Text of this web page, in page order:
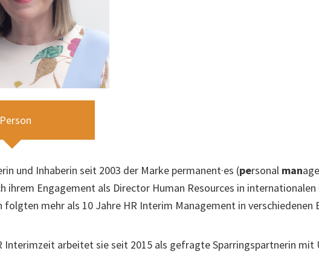
Person
und Inhaberin seit 2003 der Marke permanent·es (personal man
ihrem Engagement als Director Human Resources in
folgten mehr als 10 Jahre HR Interim Management in verschiedenen
Interimzeit arbeitet sie seit 2015 als gefragte Sparringspartnerin mit